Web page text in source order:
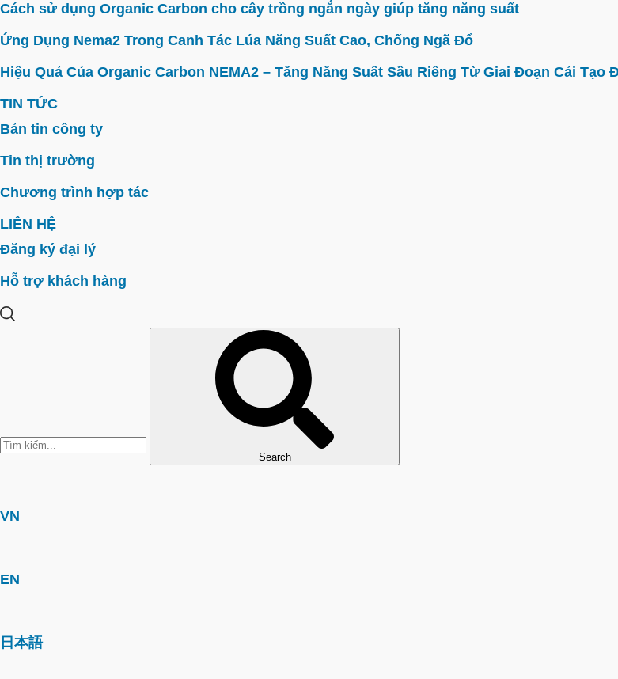
Cách sử dụng Organic Carbon cho cây trồng ngắn ngày giúp tăng năng suất
Ứng Dụng Nema2 Trong Canh Tác Lúa Năng Suất Cao, Chống Ngã Đổ
Hiệu Quả Của Organic Carbon NEMA2 – Tăng Năng Suất Sầu Riêng Từ Giai Đoạn Cải Tạo
TIN TỨC
Bản tin công ty
Tin thị trường
Chương trình hợp tác
LIÊN HỆ
Đăng ký đại lý
Hỗ trợ khách hàng
Search
VN
EN
日本語